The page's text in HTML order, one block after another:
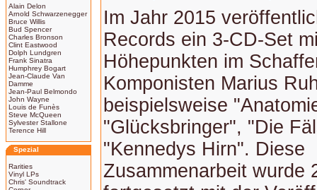
Alain Delon
Arnold Schwarzenegger
Bruce Willis
Bud Spencer
Charles Bronson
Clint Eastwood
Dolph Lundgren
Frank Sinatra
Humphrey Bogart
Jean-Claude Van
Damme
Jean-Paul Belmondo
John Wayne
Louis de Funès
Steve McQueen
Sylvester Stallone
Terence Hill
Spezial
Rarities
Vinyl LPs
Chris' Soundtrack
Im Jahr 2015
Records ein 3-CD-Set
Höhepunkten im
Komponisten Marius
beispielsweise
"Glücksbringer", "Die
"Kennedys Hirn". Diese
Zusammenarbeit wurde